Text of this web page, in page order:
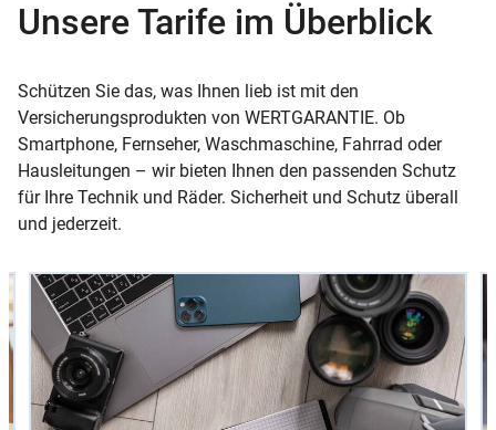
Unsere Tarife im Überblick
Schützen Sie das, was Ihnen lieb ist mit den
Versicherungsprodukten von WERTGARANTIE. Ob
Smartphone, Fernseher, Waschmaschine, Fahrrad oder
Hausleitungen – wir bieten Ihnen den passenden Schutz
für Ihre Technik und Räder. Sicherheit und Schutz überall
und jederzeit.
Slider
Instructions